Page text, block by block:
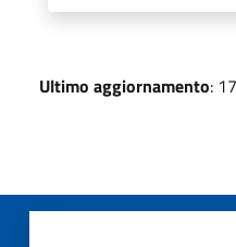
Ultimo aggiornamento: